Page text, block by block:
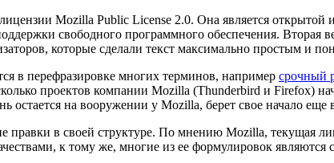
Mozilla Public License 2.0. Она является открытой
свободного программного обеспечения. Вторая
которые сделали текст максимально простым и
в перефразировке многих терминов, например срочный
проектов компании Mozilla (Thunderbird и Firefox)
остается на вооружении у Mozilla, берет свое начало еще
правки в своей структуре. По мнению Mozilla, текущая
к тому же, многие из ее формулировок